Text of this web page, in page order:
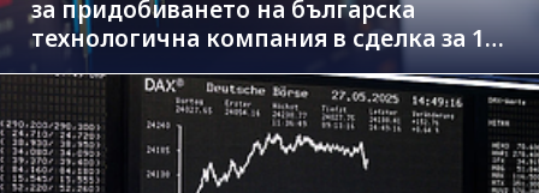
за придобиването на българска
технологична компания в сделка за 1.3
млрд. евро